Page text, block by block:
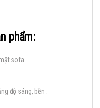
phẩm:
sofa.
độ sáng, bền .